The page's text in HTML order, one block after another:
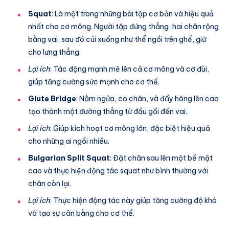
Squat: Là một trong những bài tập cơ bản và hiệu quả
nhất cho cơ mông. Người tập đứng thẳng, hai chân rộng
bằng vai, sau đó cúi xuống như thể ngồi trên ghế, giữ
cho lưng thẳng.
Lợi ích: Tác động mạnh mẽ lên cả cơ mông và cơ đùi,
giúp tăng cường sức mạnh cho cơ thể.
Glute Bridge: Nằm ngửa, co chân, và đẩy hông lên cao
tạo thành một đường thẳng từ đầu gối đến vai.
Lợi ích: Giúp kích hoạt cơ mông lớn, đặc biệt hiệu quả
cho những ai ngồi nhiều.
Bulgarian Split Squat: Đặt chân sau lên một bề mặt
cao và thực hiện động tác squat như bình thường với
chân còn lại.
Lợi ích: Thực hiện động tác này giúp tăng cường độ khó
và tạo sự cân bằng cho cơ thể.